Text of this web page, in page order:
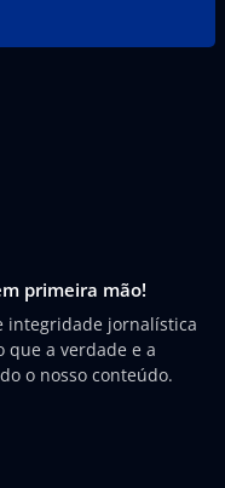
primeira mão!
integridade jornalística
a verdade e a
o nosso conteúdo.